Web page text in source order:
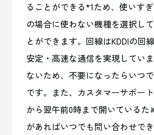
ることができる*1ため、使いす
の場合に使わない機種を選択し
とができます。回線はKDDIの回
安定・高速な通信を実現してい
ないため、不要になったらいつ
です。また、カスタマーサポー
から翌午前0時まで開いている
があればいつでも問い合わせでき